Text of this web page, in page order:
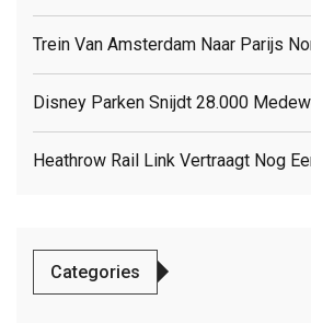
Trein Van Amsterdam Naar Parijs
Disney Parken Snijdt 28.000
Heathrow Rail Link Vertraagt Nog
Categories